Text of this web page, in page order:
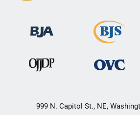
999 N. Capitol St., NE,